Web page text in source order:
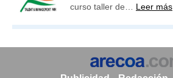
curso taller de… Leer más